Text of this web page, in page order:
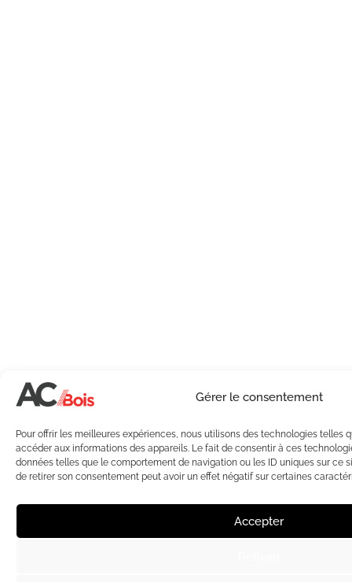
Gérer le consentement
Pour offrir les meilleures expériences, nous utilisons des technologies telles
accéder aux informations des appareils. Le fait de consentir à ces
données telles que le comportement de navigation ou les ID uniques sur ce
de retirer son consentement peut avoir un effet négatif sur certaines
Accepter